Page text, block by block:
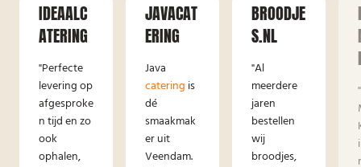
IDEAALC
ATERING
"Perfecte
levering op
afgesproke
n tijd en zo
ook
ophalen,
JAVACAT
ERING
Java
catering is
dé
smaakmak
er uit
Veendam.
BROODJE
S.NL
"Al
meerdere
jaren
bestellen
wij
broodjes,